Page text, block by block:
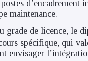
d’encadrement
maintenance.
grade de licence, le
spécifique, qui
envisager